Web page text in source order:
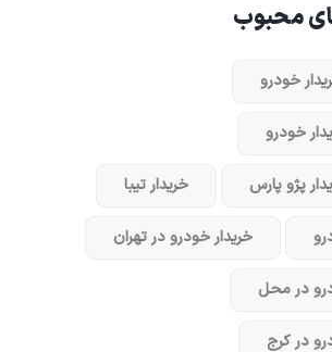
محبوب
خودرو
خودرو
پژو پارس خریدار تیبا
خریدار خودرو در تهران
در محل
در کرج